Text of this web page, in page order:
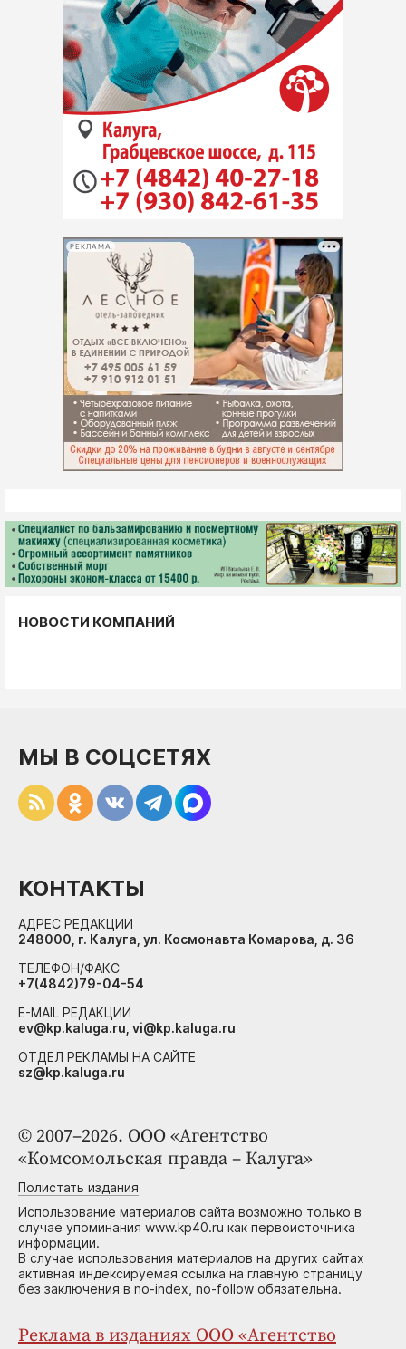
РЕКЛАМА
НОВОСТИ КОМПАНИЙ
© 2007–2026. ООО «Агентство
«Комсомольская правда – Калуга»
Полистать издания
Использование материалов сайта возможно только в
случае упоминания www.kp40.ru как первоисточника
информации.
В случае использования материалов на других сайтах
активная индексируемая ссылка на главную страницу
без заключения в no-index, no-follow обязательна.
Реклама в изданиях ООО «Агентство
МЫ В СОЦСЕТЯХ
КОНТАКТЫ
АДРЕС РЕДАКЦИИ
248000, г. Калуга, ул. Космонавта Комарова, д. 36
ТЕЛЕФОН/ФАКС
+7(4842)79-04-54
E-MAIL РЕДАКЦИИ
ev@kp.kaluga.ru, vi@kp.kaluga.ru
ОТДЕЛ РЕКЛАМЫ НА САЙТЕ
sz@kp.kaluga.ru